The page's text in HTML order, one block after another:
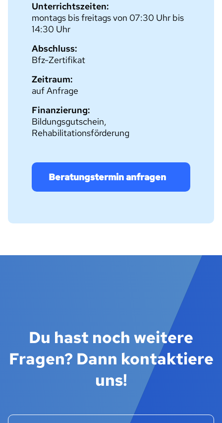
Unterrichtszeiten:
montags bis freitags von 07:30 Uhr bis
14:30 Uhr
Abschluss:
Bfz-Zertifikat
Zeitraum:
auf Anfrage
Finanzierung:
Bildungsgutschein,
Rehabilitationsförderung
Beratungstermin anfragen
Du hast noch weitere
Fragen? Dann kontaktiere
uns!